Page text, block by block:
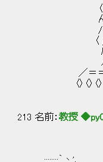
〈 ━ ━
んん ん ム
/ /〈 ﾘﾊﾑ
〈 j v､!●
ﾙﾘ〈
ﾉﾘ,ﾊ`ｰｩ
／＝＝ﾚ^V^､ ∧
〈〉〈〉〈〉〈〉
,/ー､{
213 名前： 教授